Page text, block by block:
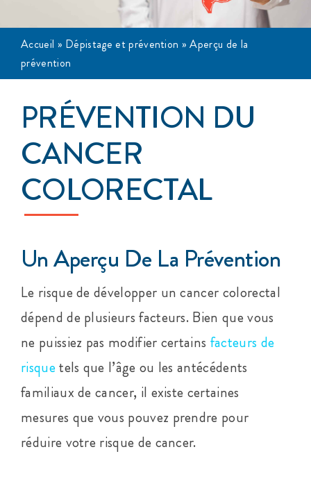
Événements
S’impliquer
Cancer de l’anus
À propos
Accueil » Dépistage et prévention »Aperçu de la
prévention
PRÉVENTION DU
CANCER
COLORECTAL
Un Aperçu De La Prévention
Le risque de développer un cancer colorectal
dépend de plusieurs facteurs. Bien que vous
ne puissiez pas modifier certains facteurs de
risquetels que l’âge ou les antécédents
familiaux de cancer, il existe certaines
mesures que vous pouvez prendre pour
réduire votre risque de cancer.